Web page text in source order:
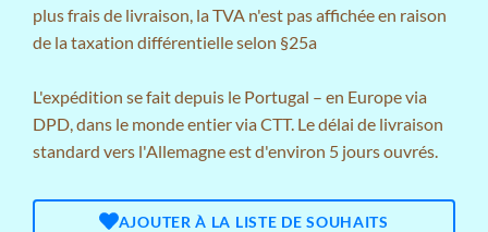
plusfrais de livraison, la TVA n'est pas affichée en raison
de la taxation différentielle selon §25a
L'expédition se fait depuis le Portugal – en Europe via
DPD, dans le monde entier via CTT. Le délai de livraison
standard vers l'Allemagne est d'environ 5 jours ouvrés.
AJOUTER À LA LISTE DE SOUHAITS